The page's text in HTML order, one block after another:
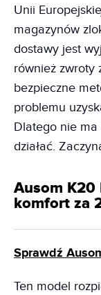
Unii
magazynów
dostawy jest
również zwroty
bezpieczne
problemu
Dlatego nie ma
działać.
Ausom
komfort za
Sprawdź
Ten model